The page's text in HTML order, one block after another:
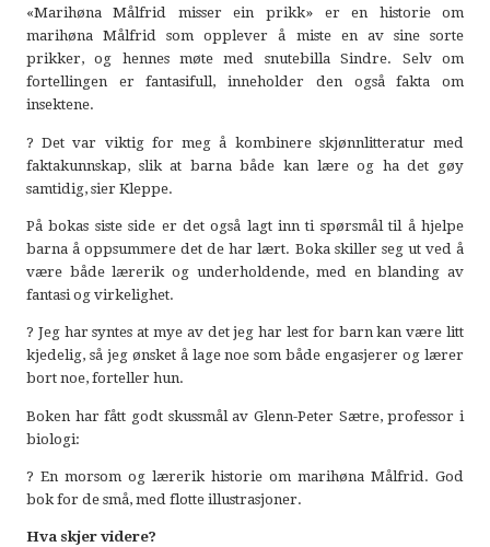
«Marihøna Målfrid misser ein prikk» er en historie om
marihøna Målfrid som opplever å miste en av sine sorte
prikker, og hennes møte med snutebilla Sindre. Selv om
fortellingen er fantasifull, inneholder den også fakta om
insektene.
? Det var viktig for meg å kombinere skjønnlitteratur med
faktakunnskap, slik at barna både kan lære og ha det gøy
samtidig, sier Kleppe.
På bokas siste side er det også lagt inn ti spørsmål til å hjelpe
barna å oppsummere det de har lært. Boka skiller seg ut ved å
være både lærerik og underholdende, med en blanding av
fantasi og virkelighet.
? Jeg har syntes at mye av det jeg har lest for barn kan være litt
kjedelig, så jeg ønsket å lage noe som både engasjerer og lærer
bort noe, forteller hun.
Boken har fått godt skussmål av Glenn-Peter Sætre, professor i
biologi:
? En morsom og lærerik historie om marihøna Målfrid. God
bok for de små, med flotte illustrasjoner.
Hva skjer videre?